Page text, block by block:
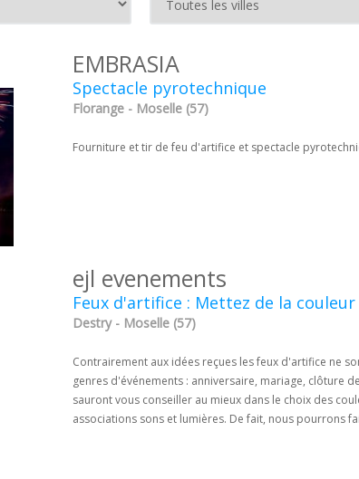
EMBRASIA
Spectacle pyrotechnique
Florange - Moselle (57)
Fourniture et tir de feu d'artifice et spectacle
ejl evenements
Feux d'artifice : Mettez de la
Destry - Moselle (57)
Contrairement aux idées reçues les feux d'artifice ne
genres d'événements : anniversaire, mariage, clôture
sauront vous conseiller au mieux dans le choix des
associations sons et lumières. De fait, nous pourrons